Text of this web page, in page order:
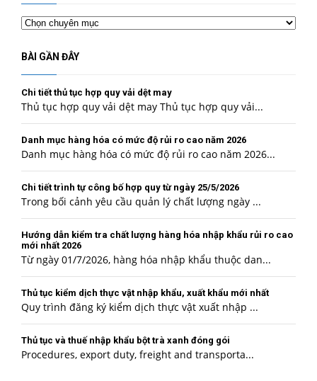
Chuyên
mục
BÀI GẦN ĐÂY
Chi tiết thủ tục hợp quy vải dệt may
Thủ tục hợp quy vải dệt may Thủ tục hợp quy vải...
Danh mục hàng hóa có mức độ rủi ro cao năm 2026
Danh mục hàng hóa có mức độ rủi ro cao năm 2026...
Chi tiết trình tự công bố hợp quy từ ngày 25/5/2026
Trong bối cảnh yêu cầu quản lý chất lượng ngày ...
Hướng dẫn kiểm tra chất lượng hàng hóa nhập khẩu rủi ro cao
mới nhất 2026
Từ ngày 01/7/2026, hàng hóa nhập khẩu thuộc dan...
Thủ tục kiểm dịch thực vật nhập khẩu, xuất khẩu mới nhất
Quy trình đăng ký kiểm dịch thực vật xuất nhập ...
Thủ tục và thuế nhập khẩu bột trà xanh đóng gói
Procedures, export duty, freight and transporta...